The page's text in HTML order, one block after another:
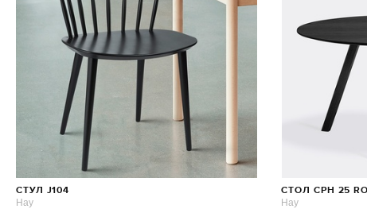
СТУЛ J104
Hay
СТОЛ CPH 25
Hay